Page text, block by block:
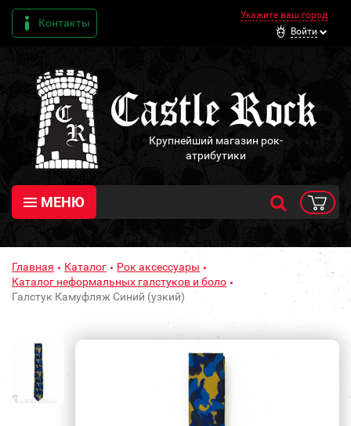
Контакты
Укажите ваш город
Войти
Крупнейший магазин рок-
атрибутики
МЕНЮ
Главная Каталог
Рок аксессуары
Каталог неформальных галстуков и боло
Галстук Камуфляж Синий (узкий)